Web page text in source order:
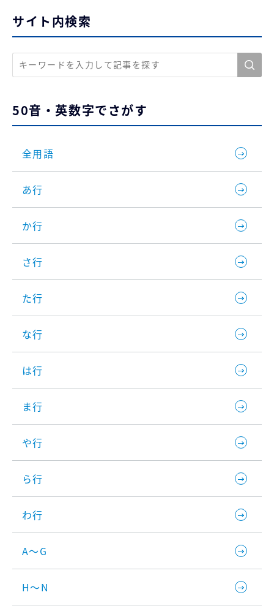
サイト内検索
50音・英数字でさがす
全用語
あ行
か行
さ行
た行
な行
は行
ま行
や行
ら行
わ行
A～G
H～N